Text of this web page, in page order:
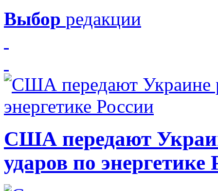
Выбор редакции
США передают
ударов по энергетике